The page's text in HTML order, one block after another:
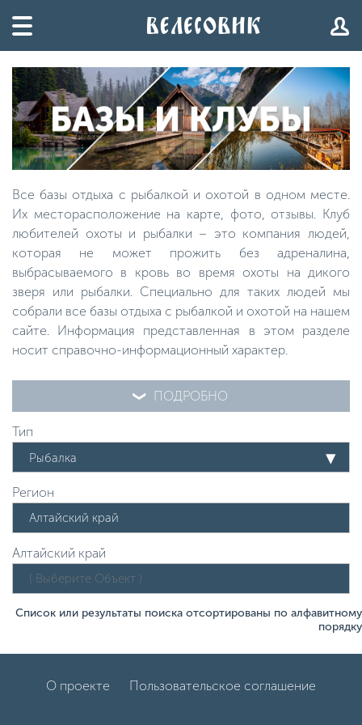
Все базы отдыха с рыбалкой и охотой в одном месте.
Их месторасположение на карте, фото, отзывы. Клуб
любителей охоты и рыбалки – это компания людей,
которая не может прожить без адреналина,
выбрасываемого в кровь во время охоты на дикого
зверя или рыбалки. Специально для таких людей мы
собрали все базы отдыха с рыбалкой и охотой на нашем
сайте. Информация представленная в этом разделе
носит справочно-информационный характер.
ПОДРОБНО
Тип
Рыбалка
Регион
Алтайский край
Список или результаты поиска отсортированы по алфавитному
порядку
О проекте Пользовательское соглашение